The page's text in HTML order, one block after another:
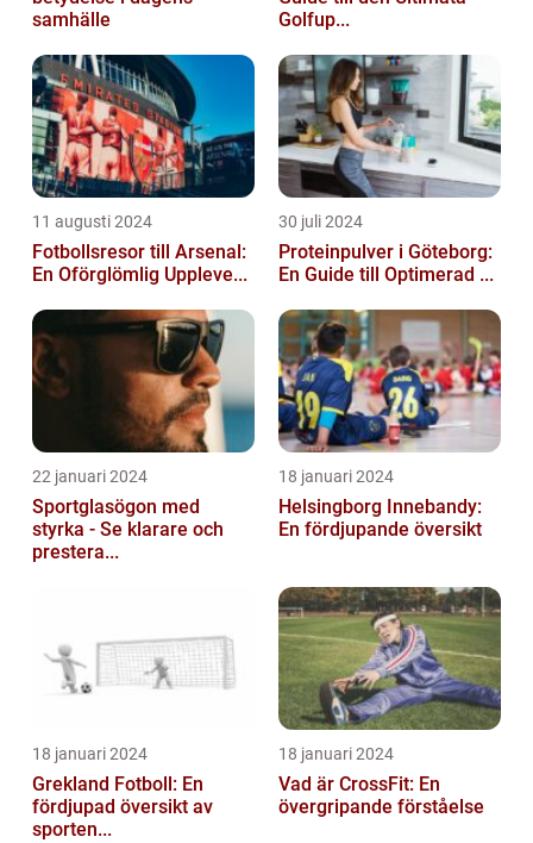
samhälle
Golfup...
11 augusti 2024
Fotbollsresor till Arsenal:
En Oförglömlig Uppleve...
30 juli 2024
Proteinpulver i Göteborg:
En Guide till Optimerad ...
22 januari 2024
Sportglasögon med
styrka - Se klarare och
prestera...
18 januari 2024
Helsingborg Innebandy:
En fördjupande översikt
18 januari 2024
Grekland Fotboll: En
fördjupad översikt av
sporten...
18 januari 2024
Vad är CrossFit: En
övergripande förståelse